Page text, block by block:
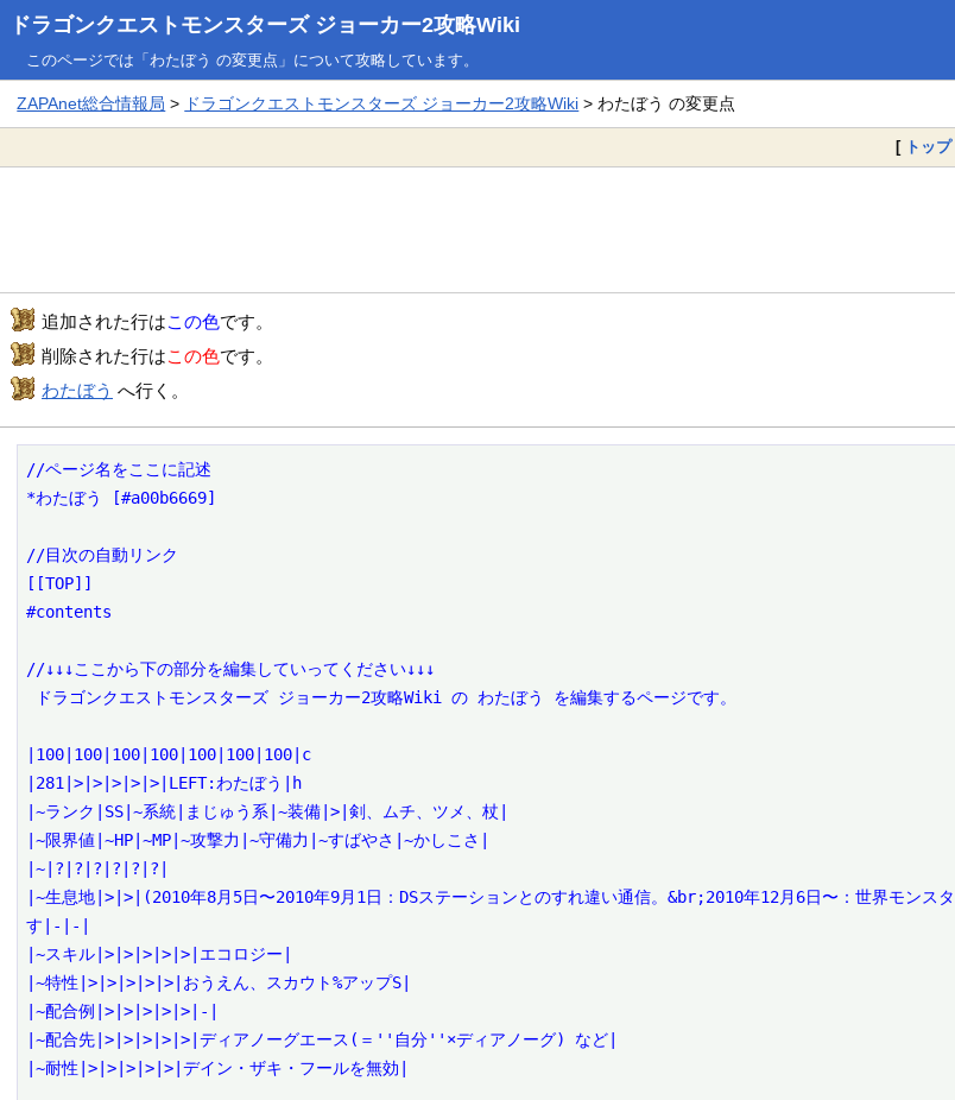
ドラゴンクエストモンスターズ ジョーカー2攻略Wiki
このページでは「わたぼう の変更点」について攻略しています。
ZAPAnet総合情報局 > ドラゴンクエストモンスターズ ジョーカー2攻略Wiki > わたぼう の変更点
[ トップ
追加された行はこの色です。
削除された行はこの色です。
わたぼう へ行く。
//ページ名をここに記述
*わたぼう [#a00b6669]
//目次の自動リンク
[[TOP]]
#contents
//↓↓↓ここから下の部分を編集していってください↓↓↓
|100|100|100|100|100|100|100|c
|281|>|>|>|>|>|LEFT:わたぼう|h
|~ランク|SS|~系統|まじゅう系|~装備|>|剣、ムチ、ツメ、杖|
|~限界値|~HP|~MP|~攻撃力|~守備力|~すばやさ|~かしこさ|
|~|?|?|?|?|?|?|
|~生息地|>|>|(2010年8月5日〜2010年9月1日：DSステーションとのすれ違い通信。&br;2010年12月6日〜：世界モンス
す|-|-|
|~スキル|>|>|>|>|>|エコロジー|
|~特性|>|>|>|>|>|おうえん、スカウト%アップS|
|~配合例|>|>|>|>|>|-|
|~配合先|>|>|>|>|>|ディアノーグエース(＝''自分''×ディアノーグ) など|
|~耐性|>|>|>|>|>|デイン・ザキ・フールを無効|